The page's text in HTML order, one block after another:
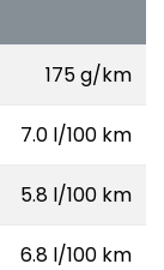
175 g/km
7.0 l/100 km
5.8 l/100 km
6.8 l/100 km